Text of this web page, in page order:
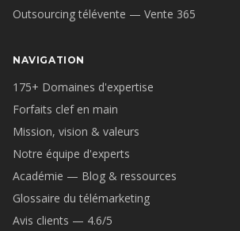
Outsourcing télévente — Vente 365
NAVIGATION
175+ Domaines d'expertise
Forfaits clef en main
Mission, vision & valeurs
Notre équipe d'experts
Académie — Blog & ressources
Glossaire du télémarketing
Avis clients — 4.6/5